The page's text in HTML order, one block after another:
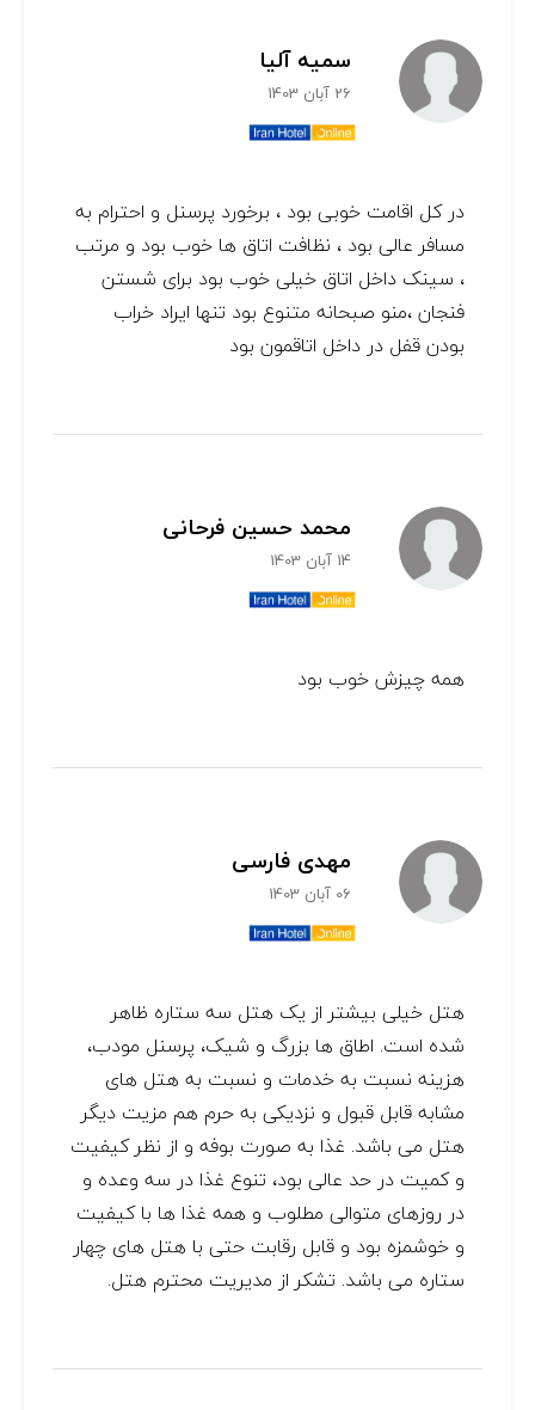
سمیه آلیا
26 آبان 1403
در کل اقامت خوبی بود ، برخورد پرسنل و احترام به
مسافر عالی بود ، نظافت اتاق ها خوب بود و مرتب
، سینک داخل اتاق خیلی خوب بود برای شستن
فنجان ،منو صبحانه متنوع بود تنها ایراد خراب
بودن قفل در داخل اتاقمون بود
محمد حسین فرحانی
14 آبان 1403
همه چیزش خوب بود
مهدی فارسی
06 آبان 1403
هتل خیلی بیشتر از یک هتل سه ستاره ظاهر
شده است. اطاق ها بزرگ و شیک، پرسنل مودب،
هزینه نسبت به خدمات و نسبت به هتل های
مشابه قابل قبول و نزدیکی به حرم هم مزیت دیگر
هتل می باشد. غذا به صورت بوفه و از نظر کیفیت
و کمیت در حد عالی بود، تنوع غذا در سه وعده و
در روزهای متوالی مطلوب و همه غذا ها با کیفیت
و خوشمزه بود و قابل رقابت حتی با هتل های چهار
ستاره می باشد. تشکر از مدیریت محترم هتل.